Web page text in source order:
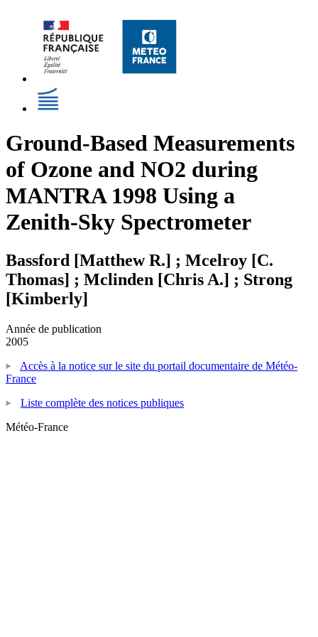
Ground-Based Measurements
of Ozone and NO2 during
MANTRA 1998 Using a
Zenith-Sky Spectrometer
Bassford [Matthew R.] ; Mcelroy [C.
Thomas] ; Mclinden [Chris A.] ; Strong
[Kimberly]
Année de publication
2005
Accès à la notice sur le site du portail documentaire de Météo-
France
Liste complète des notices publiques
Météo-France